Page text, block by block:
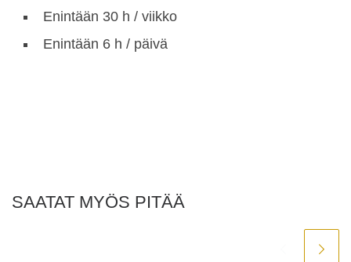
Enintään 30 h / viikko
Enintään 6 h / päivä
SAATAT MYÖS PITÄÄ